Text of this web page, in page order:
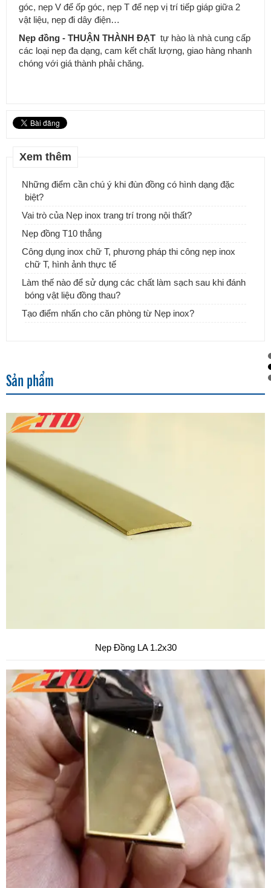
góc, nẹp V để ốp góc, nẹp T để nẹp vị trí tiếp giáp giữa 2
vật liệu, nẹp đi dây điện…
Nẹp đồng - THUẬN THÀNH ĐẠT tự hào là nhà cung cấp
các loại nẹp đa dạng, cam kết chất lượng, giao hàng nhanh
chóng với giá thành phải chăng.
Xem thêm
Những điểm cần chú ý khi đùn đồng có hình dạng đặc
biệt?
Vai trò của Nẹp inox trang trí trong nội thất?
Nẹp đồng T10 thẳng
Công dụng inox chữ T, phương pháp thi công nẹp inox
chữ T, hình ảnh thực tế
Làm thế nào để sử dụng các chất làm sạch sau khi đánh
bóng vật liệu đồng thau?
Tạo điểm nhấn cho căn phòng từ Nẹp inox?
Sản phẩm
Nẹp Đồng LA 1.2x30